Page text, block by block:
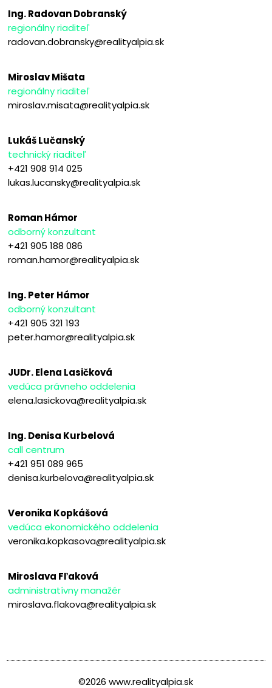
Ing. Radovan Dobranský
regionálny riaditeľ
radovan.dobransky@realityalpia.sk
Miroslav Mišata
regionálny riaditeľ
miroslav.misata@realityalpia.sk
Lukáš Lučanský
technický riaditeľ
+421 908 914 025
lukas.lucansky@realityalpia.sk
Roman Hámor
odborný konzultant
+421 905 188 086
roman.hamor@realityalpia.sk
Ing. Peter Hámor
odborný konzultant
+421 905 321 193
peter.hamor@realityalpia.sk
JUDr. Elena Lasičková
vedúca právneho oddelenia
elena.lasickova@realityalpia.sk
Ing. Denisa Kurbelová
call centrum
+421 951 089 965
denisa.kurbelova@realityalpia.sk
Veronika Kopkášová
vedúca ekonomického oddelenia
veronika.kopkasova@realityalpia.sk
Miroslava Fľaková
administratívny manažér
miroslava.flakova@realityalpia.sk
©2026 www.realityalpia.sk